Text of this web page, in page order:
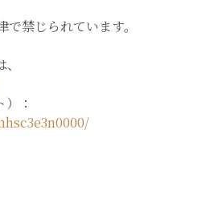
禁じられています。
：